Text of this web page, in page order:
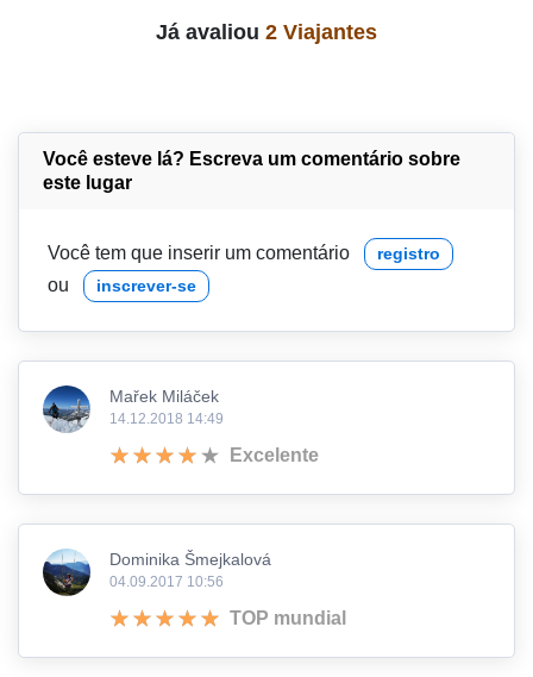
Já avaliou 2 Viajantes
Você esteve lá? Escreva um comentário sobre
este lugar
Você tem que inserir um comentário registro
ou inscrever-se
Mařek Miláček
14.12.2018 14:49
Excelente
Dominika Šmejkalová
04.09.2017 10:56
TOP mundial